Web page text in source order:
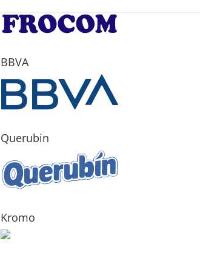
BBVA
Querubin
Kromo